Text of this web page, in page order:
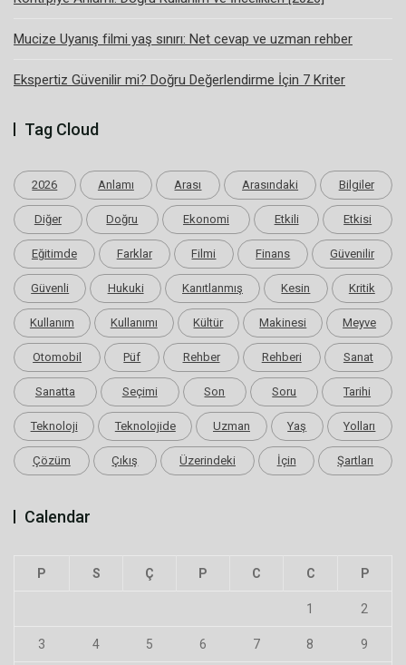
Mucize Uyanış filmi yaş sınırı: Net cevap ve uzman rehber
Ekspertiz Güvenilir mi? Doğru Değerlendirme İçin 7 Kriter
Tag Cloud
2026 Anlamı Arası Arasındaki Bilgiler
Diğer Doğru Ekonomi Etkili Etkisi
Eğitimde Farklar Filmi Finans Güvenilir
Güvenli Hukuki Kanıtlanmış Kesin Kritik
Kullanım Kullanımı Kültür Makinesi Meyve
Otomobil Püf Rehber Rehberi Sanat
Sanatta Seçimi Son Soru Tarihi
Teknoloji Teknolojide Uzman Yaş Yolları
Çözüm Çıkış Üzerindeki İçin Şartları
Calendar
P S Ç P C C P
1 2
3 4 5 6 7 8 9